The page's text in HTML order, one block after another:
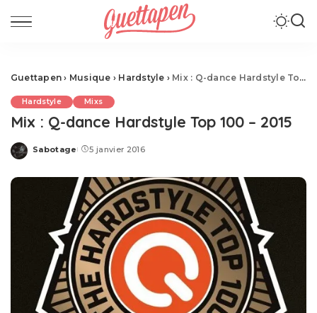
Guettapen › Musique › Hardstyle › Mix : Q-dance Hardstyle Top 100 – 2015
Hardstyle Mixs
Mix : Q-dance Hardstyle Top 100 – 2015
Posted
Sabotage 5 janvier 2016